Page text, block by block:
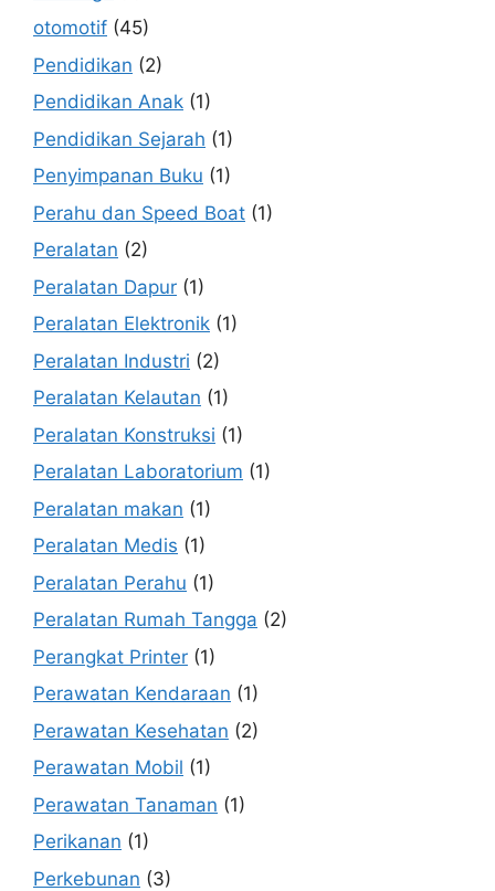
otomotif (45)
Pendidikan (2)
Pendidikan Anak (1)
Pendidikan Sejarah (1)
Penyimpanan Buku (1)
Perahu dan Speed Boat (1)
Peralatan (2)
Peralatan Dapur (1)
Peralatan Elektronik (1)
Peralatan Industri (2)
Peralatan Kelautan (1)
Peralatan Konstruksi (1)
Peralatan Laboratorium (1)
Peralatan makan (1)
Peralatan Medis (1)
Peralatan Perahu (1)
Peralatan Rumah Tangga (2)
Perangkat Printer (1)
Perawatan Kendaraan (1)
Perawatan Kesehatan (2)
Perawatan Mobil (1)
Perawatan Tanaman (1)
Perikanan (1)
Perkebunan (3)